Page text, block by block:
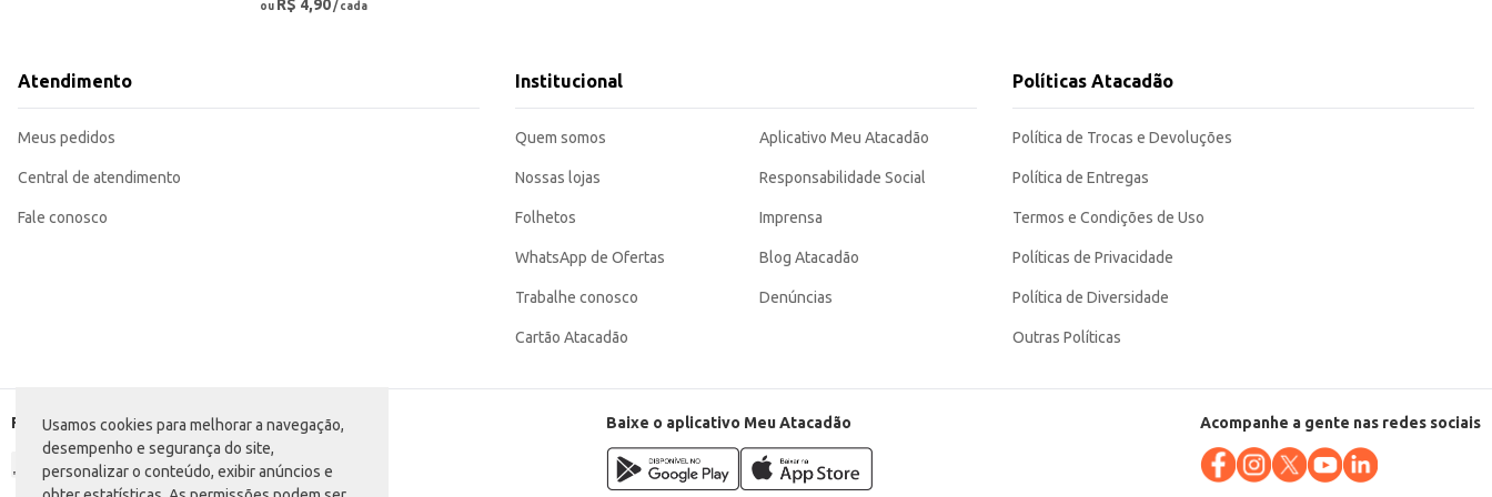
Usamos cookies para melhorar a navegação,
desempenho e segurança do site,
personalizar o conteúdo, exibir anúncios e
ou R$ 4,90/ cada
Atendimento
Meus pedidos
Central de atendimento
Fale conosco
Institucional
Quem somos
Nossas lojas
Folhetos
WhatsApp de Ofertas
Trabalhe conosco
Cartão Atacadão
Aplicativo Meu Atacadão
Responsabilidade Social
Imprensa
Blog Atacadão
Denúncias
Políticas Atacadão
Política de Trocas e Devoluções
Política de Entregas
Termos e Condições de Uso
Políticas de Privacidade
Política de Diversidade
Outras Políticas
Formas de pagamento Baixe o aplicativo Meu Atacadão Acompanhe a gente nas redes sociais